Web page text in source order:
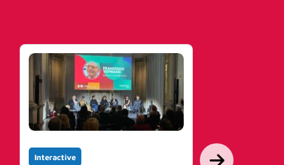
Interactive Youmark